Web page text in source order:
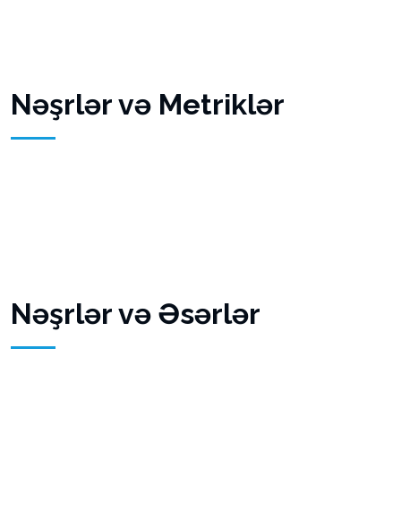
Nəşrlər və Metriklər
Nəşrlər və Əsərlər